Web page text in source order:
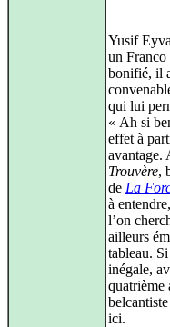
Yusif
un
bonifié, il
qui lui
« Ah si
effet à
avantage.
Trouvère,
de La
à
l’on
ailleurs
tableau.
inégale,
quatrième
ici.